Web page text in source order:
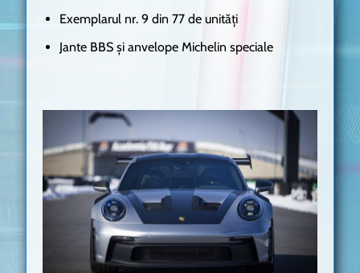
Exemplarul nr. 9 din 77 de unități
Jante BBS și anvelope Michelin speciale